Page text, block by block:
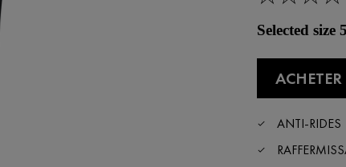
Selected size
ANTI-RIDES